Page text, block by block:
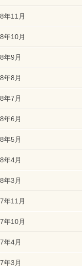
年11月
年10月
年9月
年8月
年7月
年6月
年5月
年4月
年3月
年11月
年10月
年4月
年3月